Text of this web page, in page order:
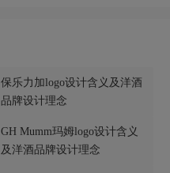
保乐力加logo设计含义及洋酒
品牌设计理念
GH Mumm玛姆logo设计含义
及洋酒品牌设计理念